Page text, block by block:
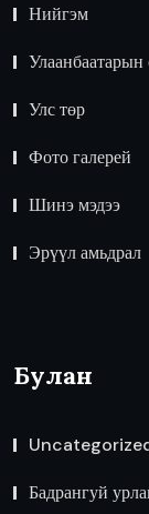
Нийгэм
Улс төр
Фото галерей
Шинэ мэдээ
Эрүүл амьдрал
Булан
Бадрангуй